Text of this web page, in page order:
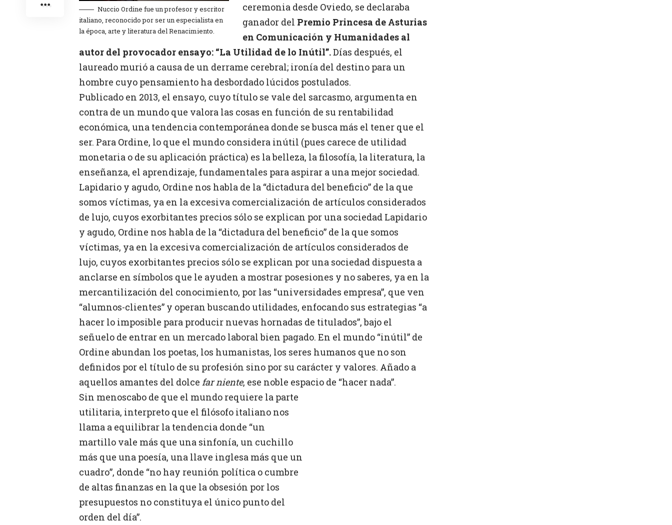
Nuccio Ordine fue un profesor y escritor
italiano, reconocido por ser un especialista en
la época, arte y literatura del Renacimiento.
ceremonia desde Oviedo, se declaraba
ganador del Premio Princesa de Asturias
en Comunicación y Humanidades al
autor del provocador ensayo: “La Utilidad de lo Inútil”.Días después, el
laureado murió a causa de un derrame cerebral; ironía del destino para un
hombre cuyo pensamiento ha desbordado lúcidos postulados.
Publicado en 2013, el ensayo, cuyo título se vale del sarcasmo, argumenta en
contra de un mundo que valora las cosas en función de su rentabilidad
económica, una tendencia contemporánea donde se busca más el tener que el
ser. Para Ordine, lo que el mundo considera inútil (pues carece de utilidad
monetaria o de su aplicación práctica) es la belleza, la filosofía, la literatura, la
enseñanza, el aprendizaje, fundamentales para aspirar a una mejor sociedad.
Lapidario y agudo, Ordine nos habla de la “dictadura del beneficio” de la que
somos víctimas, ya en la excesiva comercialización de artículos considerados
de lujo, cuyos exorbitantes precios sólo se explican por una sociedad Lapidario
y agudo, Ordine nos habla de la “dictadura del beneficio” de la que somos
víctimas, ya en la excesiva comercialización de artículos considerados de
lujo, cuyos exorbitantes precios sólo se explican por una sociedad dispuesta a
anclarse en símbolos que le ayuden a mostrar posesiones y no saberes, ya en la
mercantilización del conocimiento, por las “universidades empresa”, que ven
“alumnos-clientes” y operan buscando utilidades, enfocando sus estrategias “a
hacer lo imposible para producir nuevas hornadas de titulados”, bajo el
señuelo de entrar en un mercado laboral bien pagado. En el mundo “inútil” de
Ordine abundan los poetas, los humanistas, los seres humanos que no son
definidos por el título de su profesión sino por su carácter y valores. Añado a
aquellos amantes del dolce far niente, ese noble espacio de “hacer nada”.
Sin menoscabo de que el mundo requiere la parte
utilitaria, interpreto que el filósofo italiano nos
llama a equilibrar la tendencia donde “un
martillo vale más que una sinfonía, un cuchillo
más que una poesía, una llave inglesa más que un
cuadro”, donde “no hay reunión política o cumbre
de altas finanzas en la que la obsesión por los
presupuestos no constituya el único punto del
orden del día”.